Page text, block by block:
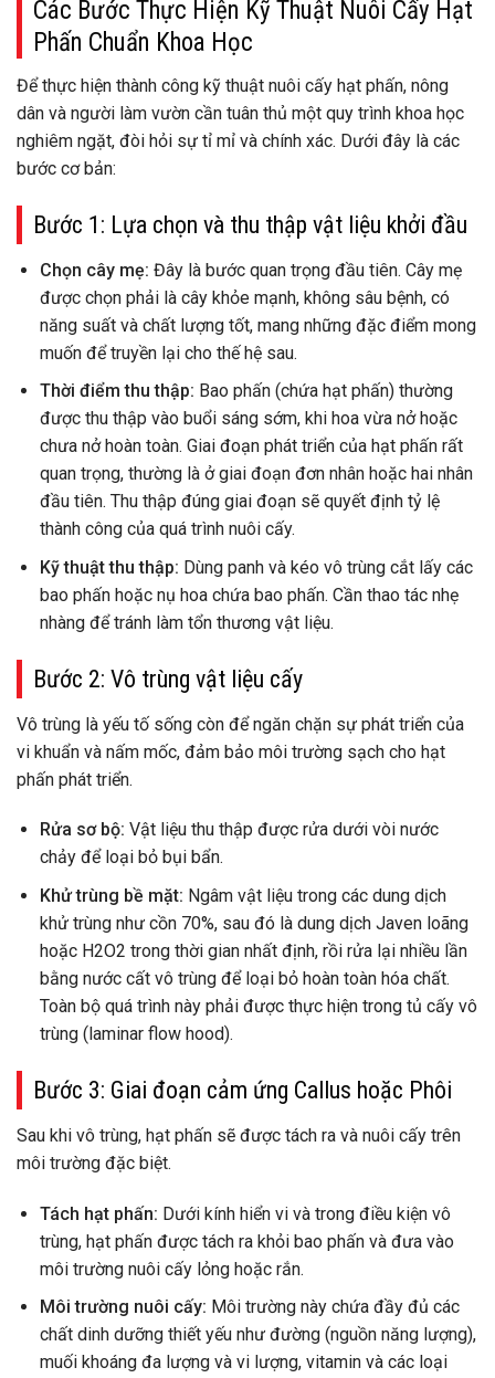
Các Bước Thực Hiện Kỹ Thuật Nuôi Cấy Hạt
Phấn Chuẩn Khoa Học
Để thực hiện thành công kỹ thuật nuôi cấy hạt phấn, nông
dân và người làm vườn cần tuân thủ một quy trình khoa học
nghiêm ngặt, đòi hỏi sự tỉ mỉ và chính xác. Dưới đây là các
bước cơ bản:
Bước 1: Lựa chọn và thu thập vật liệu khởi đầu
Chọn cây mẹ: Đây là bước quan trọng đầu tiên. Cây mẹ
được chọn phải là cây khỏe mạnh, không sâu bệnh, có
năng suất và chất lượng tốt, mang những đặc điểm mong
muốn để truyền lại cho thế hệ sau.
Thời điểm thu thập: Bao phấn (chứa hạt phấn) thường
được thu thập vào buổi sáng sớm, khi hoa vừa nở hoặc
chưa nở hoàn toàn. Giai đoạn phát triển của hạt phấn rất
quan trọng, thường là ở giai đoạn đơn nhân hoặc hai nhân
đầu tiên. Thu thập đúng giai đoạn sẽ quyết định tỷ lệ
thành công của quá trình nuôi cấy.
Kỹ thuật thu thập: Dùng panh và kéo vô trùng cắt lấy các
bao phấn hoặc nụ hoa chứa bao phấn. Cần thao tác nhẹ
nhàng để tránh làm tổn thương vật liệu.
Bước 2: Vô trùng vật liệu cấy
Vô trùng là yếu tố sống còn để ngăn chặn sự phát triển của
vi khuẩn và nấm mốc, đảm bảo môi trường sạch cho hạt
phấn phát triển.
Rửa sơ bộ: Vật liệu thu thập được rửa dưới vòi nước
chảy để loại bỏ bụi bẩn.
Khử trùng bề mặt: Ngâm vật liệu trong các dung dịch
khử trùng như cồn 70%, sau đó là dung dịch Javen loãng
hoặc H2O2 trong thời gian nhất định, rồi rửa lại nhiều lần
bằng nước cất vô trùng để loại bỏ hoàn toàn hóa chất.
Toàn bộ quá trình này phải được thực hiện trong tủ cấy vô
trùng (laminar flow hood).
Bước 3: Giai đoạn cảm ứng Callus hoặc Phôi
Sau khi vô trùng, hạt phấn sẽ được tách ra và nuôi cấy trên
môi trường đặc biệt.
Tách hạt phấn: Dưới kính hiển vi và trong điều kiện vô
trùng, hạt phấn được tách ra khỏi bao phấn và đưa vào
môi trường nuôi cấy lỏng hoặc rắn.
Môi trường nuôi cấy: Môi trường này chứa đầy đủ các
chất dinh dưỡng thiết yếu như đường (nguồn năng lượng),
muối khoáng đa lượng và vi lượng, vitamin và các loại